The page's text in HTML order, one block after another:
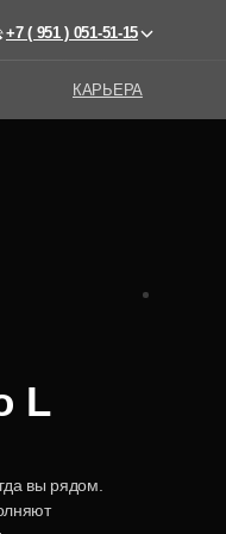
+7 ( 951 ) 051-51-15
КАРЬЕРА
+7 ( 951 ) 051-51-15
КАРЬЕРА
L
вы рядом.